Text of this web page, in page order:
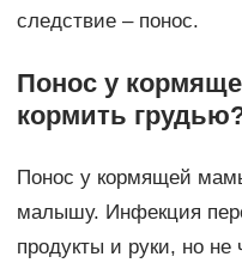
следствие – понос.
Понос у
кормить
Понос у кормящей
малышу. Инфекция
продукты и руки, но не